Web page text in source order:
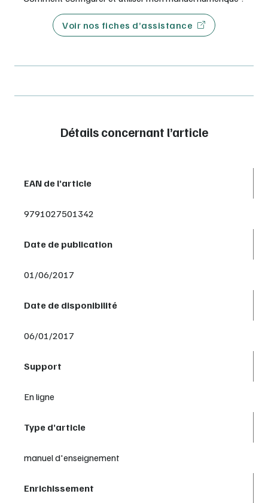
Voir nos fiches d’assistance
Détails concernant l’article
EAN de l’article
9791027501342
Date de publication
01/06/2017
Date de disponibilité
06/01/2017
Support
En ligne
Type d’article
manuel d'enseignement
Enrichissement